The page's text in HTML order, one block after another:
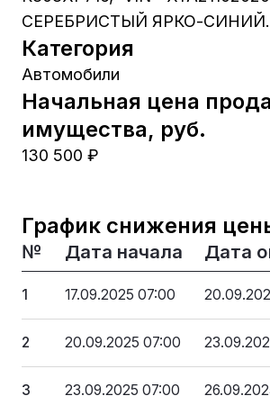
СЕРЕБРИСТЫЙ ЯРКО-СИНИЙ.
Категория
Автомобили
Начальная цена
имущества, руб.
130 500 ₽
График снижения
№ Дата начала Дата
1 17.09.2025 07:00
2 20.09.2025 07:00
3 23.09.2025 07:00